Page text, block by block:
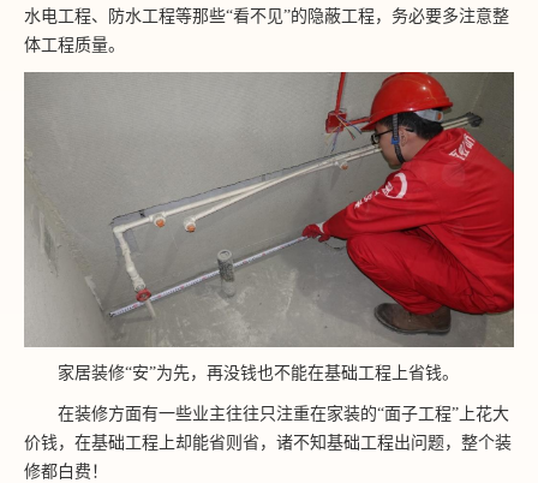
水电工程、防水工程等那些“看不见”的隐蔽工程，务必要多注意整
体工程质量。
家居装修“安”为先，再没钱也不能在基础工程上省钱。
在装修方面有一些业主往往只注重在家装的“面子工程”上花大
价钱，在基础工程上却能省则省，诸不知基础工程出问题，整个装
修都白费！